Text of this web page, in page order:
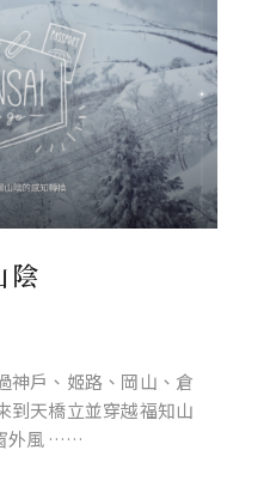
陰
神戶、姬路、岡山、倉
到天橋立並穿越福知山
外風 ……